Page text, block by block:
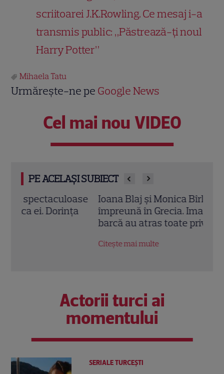
scriitoarei J.K.Rowling. Ce mesaj i-a
transmis public: „Păstrează-ți noul
Harry Potter”
Mihaela Tatu
Urmărește-ne pe Google News
Cel mai nou VIDEO
PE ACELAȘI SUBIECT
Ioana Blaj și Monica Bîrlădeanu, vacanță
împreună în Grecia. Imaginile de pe
barcă au atras toate privirile
Actorii turci ai
momentului
SERIALE TURCEŞTI